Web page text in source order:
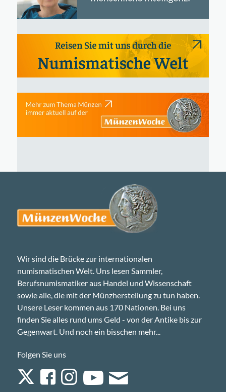
Wir sind die Brücke zur internationalen
numismatischen Welt. Uns lesen Sammler,
Berufsnumismatiker aus Handel und Wissenschaft
sowie alle, die mit der Münzherstellung zu tun haben.
Unsere Leser kommen aus 170 Nationen. Bei uns
finden Sie alles rund ums Geld - von der Antike bis zur
Gegenwart. Und noch ein bisschen mehr...
Folgen Sie uns